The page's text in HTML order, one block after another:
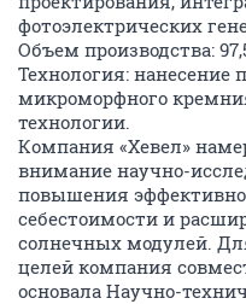
фотоэлектрических
Объем производства:
Технология: нанесение
микроморфного
технологии.
Компания «Хевел»
внимание научно-
повышения
себестоимости и
солнечных модулей.
целей компания
основала Научно-